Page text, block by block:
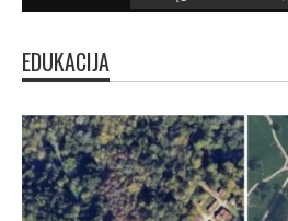
EDUKACIJA